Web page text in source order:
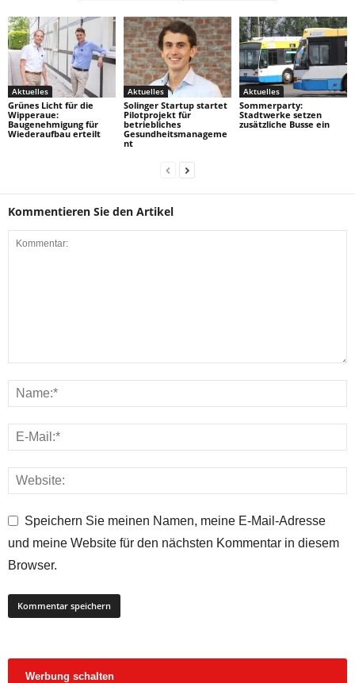
Aktuelles
Grünes Licht für die
Wipperaue:
Baugenehmigung für
Wiederaufbau erteilt
Aktuelles
Solinger Startup startet
Pilotprojekt für
betriebliches
Gesundheitsmanageme
nt
Aktuelles
Sommerparty:
Stadtwerke setzen
zusätzliche Busse ein
Kommentieren Sie den Artikel
Speichern Sie meinen Namen, meine E-Mail-Adresse
und meine Website für den nächsten Kommentar in diesem
Browser.
Werbung schalten